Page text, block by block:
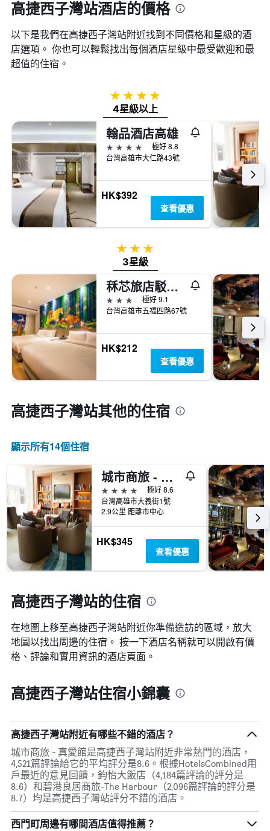
高捷西子灣站酒店的價格
以下是我們在高捷西子灣站​附近找到不同價格和星級的酒
店選項。 你也可以輕鬆找出每個酒店星級中最受歡迎和最
超值的住宿。
4星級
4星級以上
翰品酒店高雄
4星級
極好 8.8
台灣高雄市大仁路43號
HK$392
查看優惠
3星級
3星級
秝芯旅店駁二館
3星級
極好 9.1
台灣高雄市五福四路67號
HK$212
查看優惠
高捷西子灣站​其他的住宿
顯示所有14​個住宿
城市商旅 - 真愛館
4星級
極好 8.6
台灣高雄市大義街1號
2.9公里 距離市中心
HK$345
查看優惠
高捷西子灣站的住宿
在地圖上移至高捷西子灣站​​附近你準備造訪的區域，放大
地圖以找出周邊的住宿。 按一下酒店名稱就可以開啟有價
格、評論和實用資訊的酒店頁面。
高捷西子灣站住宿小錦囊
高捷西子灣站附近有哪些不錯的酒店？
城市商旅 - 真愛館是高捷西子灣站附近非常熱門的酒店，
4,521篇評論給它的平均評分是8.6。根據HotelsCombined用
戶最近的意見回饋，鈞怡大飯店（4,184篇評論的評分是
8.6）和碧港良居商旅-The Harbour（2,096篇評論的評分是
8.7）均是高捷西子灣站評分不錯的酒店。
西門町周邊有哪間酒店值得推薦？